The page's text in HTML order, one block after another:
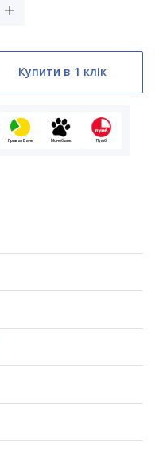
Купити в 1 клік
ПриватБанк Монобанк Пумб